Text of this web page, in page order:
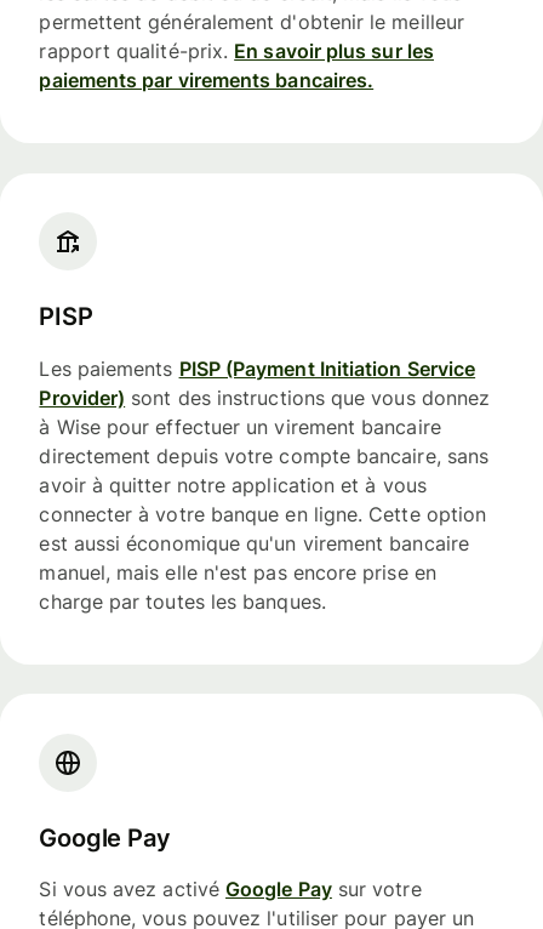
permettent généralement d'obtenir le meilleur
rapport qualité-prix. En savoir plus sur les
paiements par virements bancaires.
PISP
Les paiements PISP (Payment Initiation Service
Provider) sont des instructions que vous donnez
à Wise pour effectuer un virement bancaire
directement depuis votre compte bancaire, sans
avoir à quitter notre application et à vous
connecter à votre banque en ligne. Cette option
est aussi économique qu'un virement bancaire
manuel, mais elle n'est pas encore prise en
charge par toutes les banques.
Google Pay
Si vous avez activéGoogle Paysur votre
téléphone, vous pouvez l'utiliser pour payer un